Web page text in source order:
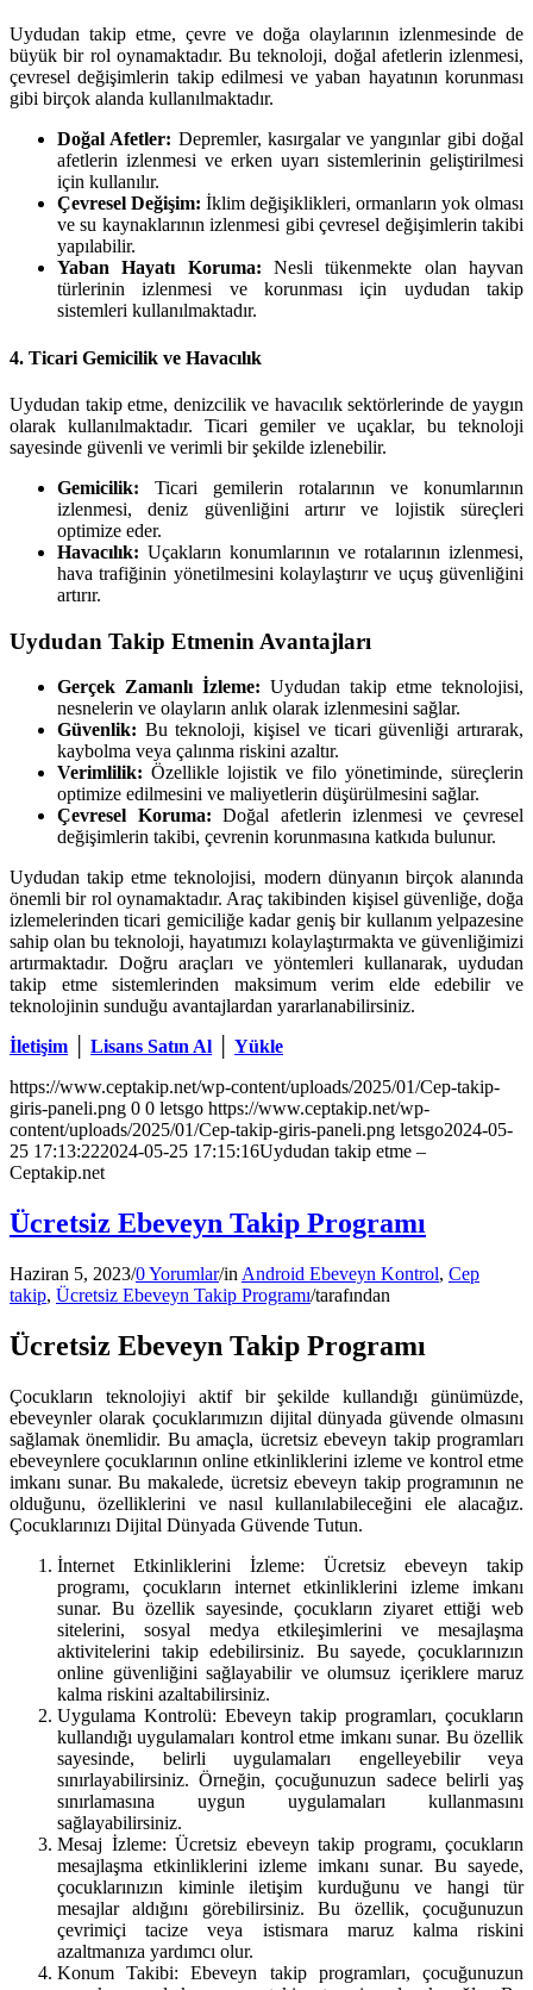
Uydudan takip etme, çevre ve doğa olaylarının izlenmesinde de
büyük bir rol oynamaktadır. Bu teknoloji, doğal afetlerin izlenmesi,
çevresel değişimlerin takip edilmesi ve yaban hayatının korunması
gibi birçok alanda kullanılmaktadır.
Doğal Afetler: Depremler, kasırgalar ve yangınlar gibi doğal
afetlerin izlenmesi ve erken uyarı sistemlerinin geliştirilmesi
için kullanılır.
Çevresel Değişim: İklim değişiklikleri, ormanların yok olması
ve su kaynaklarının izlenmesi gibi çevresel değişimlerin takibi
yapılabilir.
Yaban Hayatı Koruma: Nesli tükenmekte olan hayvan
türlerinin izlenmesi ve korunması için uydudan takip
sistemleri kullanılmaktadır.
4. Ticari Gemicilik ve Havacılık
Uydudan takip etme, denizcilik ve havacılık sektörlerinde de yaygın
olarak kullanılmaktadır. Ticari gemiler ve uçaklar, bu teknoloji
sayesinde güvenli ve verimli bir şekilde izlenebilir.
Gemicilik: Ticari gemilerin rotalarının ve konumlarının
izlenmesi, deniz güvenliğini artırır ve lojistik süreçleri
optimize eder.
Havacılık: Uçakların konumlarının ve rotalarının izlenmesi,
hava trafiğinin yönetilmesini kolaylaştırır ve uçuş güvenliğini
artırır.
Uydudan Takip Etmenin Avantajları
Gerçek Zamanlı İzleme: Uydudan takip etme teknolojisi,
nesnelerin ve olayların anlık olarak izlenmesini sağlar.
Güvenlik: Bu teknoloji, kişisel ve ticari güvenliği artırarak,
kaybolma veya çalınma riskini azaltır.
Verimlilik: Özellikle lojistik ve filo yönetiminde, süreçlerin
optimize edilmesini ve maliyetlerin düşürülmesini sağlar.
Çevresel Koruma: Doğal afetlerin izlenmesi ve çevresel
değişimlerin takibi, çevrenin korunmasına katkıda bulunur.
Uydudan takip etme teknolojisi, modern dünyanın birçok alanında
önemli bir rol oynamaktadır. Araç takibinden kişisel güvenliğe, doğa
izlemelerinden ticari gemiciliğe kadar geniş bir kullanım yelpazesine
sahip olan bu teknoloji, hayatımızı kolaylaştırmakta ve güvenliğimizi
artırmaktadır. Doğru araçları ve yöntemleri kullanarak, uydudan
takip etme sistemlerinden maksimum verim elde edebilir ve
teknolojinin sunduğu avantajlardan yararlanabilirsiniz.
İletişim
Lisans Satın Al
Yükle
https://www.ceptakip.net/wp-content/uploads/2025/01/Cep-takip-
giris-paneli.png 0 0 letsgo https://www.ceptakip.net/wp-
content/uploads/2025/01/Cep-takip-giris-paneli.png letsgo2024-05-
25 17:13:222024-05-25 17:15:16Uydudan takip etme –
Ceptakip.net
Ücretsiz Ebeveyn Takip Programı
Haziran 5, 2023/0 Yorumlar/in Android Ebeveyn Kontrol, Cep
takip, Ücretsiz Ebeveyn Takip Programı/tarafından
Ücretsiz Ebeveyn Takip Programı
Çocukların teknolojiyi aktif bir şekilde kullandığı günümüzde,
ebeveynler olarak çocuklarımızın dijital dünyada güvende olmasını
sağlamak önemlidir. Bu amaçla, ücretsiz ebeveyn takip programları
ebeveynlere çocuklarının online etkinliklerini izleme ve kontrol etme
imkanı sunar. Bu makalede, ücretsiz ebeveyn takip programının ne
olduğunu, özelliklerini ve nasıl kullanılabileceğini ele alacağız.
Çocuklarınızı Dijital Dünyada Güvende Tutun.
İnternet Etkinliklerini İzleme: Ücretsiz ebeveyn takip
programı, çocukların internet etkinliklerini izleme imkanı
sunar. Bu özellik sayesinde, çocukların ziyaret ettiği web
sitelerini, sosyal medya etkileşimlerini ve mesajlaşma
aktivitelerini takip edebilirsiniz. Bu sayede, çocuklarınızın
online güvenliğini sağlayabilir ve olumsuz içeriklere maruz
kalma riskini azaltabilirsiniz.
Uygulama Kontrolü: Ebeveyn takip programları, çocukların
kullandığı uygulamaları kontrol etme imkanı sunar. Bu özellik
sayesinde, belirli uygulamaları engelleyebilir veya
sınırlayabilirsiniz. Örneğin, çocuğunuzun sadece belirli yaş
sınırlamasına uygun uygulamaları kullanmasını
sağlayabilirsiniz.
Mesaj İzleme: Ücretsiz ebeveyn takip programı, çocukların
mesajlaşma etkinliklerini izleme imkanı sunar. Bu sayede,
çocuklarınızın kiminle iletişim kurduğunu ve hangi tür
mesajlar aldığını görebilirsiniz. Bu özellik, çocuğunuzun
çevrimiçi tacize veya istismara maruz kalma riskini
azaltmanıza yardımcı olur.
Konum Takibi: Ebeveyn takip programları, çocuğunuzun